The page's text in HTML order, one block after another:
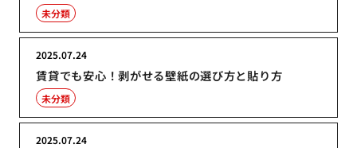
未分類
賃貸でも安心！剥がせる壁紙の選び方と貼り方
2025.07.24
未分類
2025.07.24